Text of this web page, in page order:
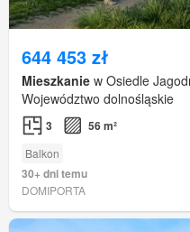
644 453 zł
Mieszkanie w Osiedle
Województwo dolnośląskie
3 56 m²
Balkon
30+ dni temu
DOMIPORTA